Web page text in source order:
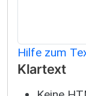
Hilfe zum
Klartext